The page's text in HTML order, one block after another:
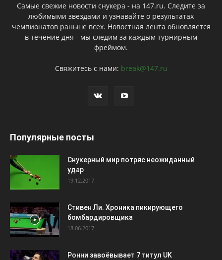
Самые свежие новости снукера - на 147.ru. Следите за
любимыми звездами и узнавайте о результатах
чемпионатов раньше всех. Новостная лента обновляется
в течение дня - мы следим за каждым турнирным
фреймом.
Свяжитесь с нами: break@147.ru
Популярные посты
Снукерный мир потряс неожиданный
удар
19.12.2017
Стивен Ли. Хроника пикирующего
бомбардировщика
18.06.2017
Ронни завоёвывает 7 титул UK